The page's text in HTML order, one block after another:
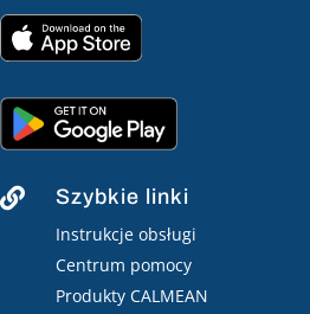
 Szybkie linki
Instrukcje obsługi
Centrum pomocy
Produkty CALMEAN